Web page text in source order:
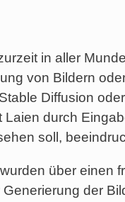
in aller
von Bildern
Diffusion
durch
soll,
über einen
der